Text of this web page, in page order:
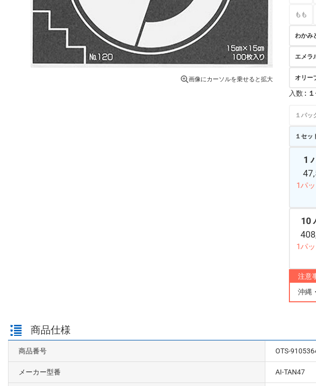
画像にカーソルを乗せると拡大
もも
わかみ
エメラ
オリー
入数 :
１パッ
１セッ
1
1パ
10
1パ
注意
沖縄
商品仕様
商品番号 OTS-
メーカー型番 AI-TAN47